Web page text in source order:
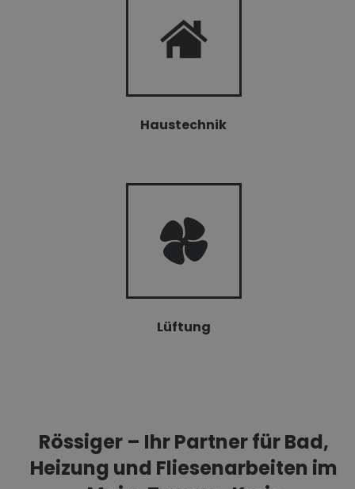
Haustechnik
Lüftung
Rössiger – Ihr Partner für Bad,
Heizung und Fliesenarbeiten im